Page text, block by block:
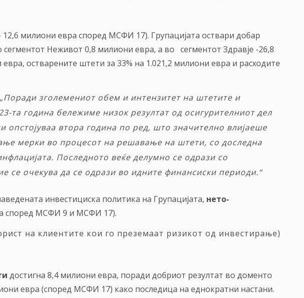
12,6 милиони евра според МСФИ 17). Групацијата оствари добар
Неживот 0,8 милиони евра, а во сегментот Здравје -26,8
остварените штети за 33% на 1.021,2 милиони евра и расходите
„Поради зголемениот обем и интензитет на штетите и
-та година бележиме низок резултат од осигурителниот дел
опстојуваа втора година по ред, што значително влијаеше
мерки во процесот на решавање на штети, со доследна
Последното веќе делумно се одрази со
се очекува да се одрази во идните финансиски периоди.“
инвестициска политика на Групацијата, нето-
според МСФИ 9 и МСФИ 17).
на клиентите кои го преземаат ризикот од инвестирање)
достигна 8,4 милиони евра, поради добриот резултат во доменто
евра (според МСФИ 17) како последица на еднократни настани.